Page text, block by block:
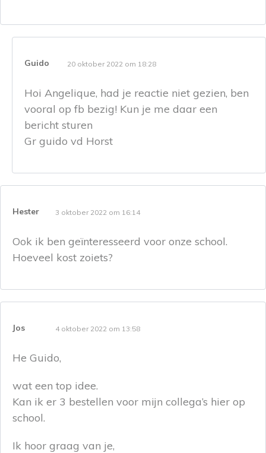
Guido 20 oktober 2022 om 18:28
Hoi Angelique, had je reactie niet gezien, ben
vooral op fb bezig! Kun je me daar een
bericht sturen
Gr guido vd Horst
Hester 3 oktober 2022 om 16:14
Ook ik ben geïnteresseerd voor onze school.
Hoeveel kost zoiets?
Jos 4 oktober 2022 om 13:58
He Guido,
wat een top idee.
Kan ik er 3 bestellen voor mijn collega’s hier op
school.
Ik hoor graag van je,